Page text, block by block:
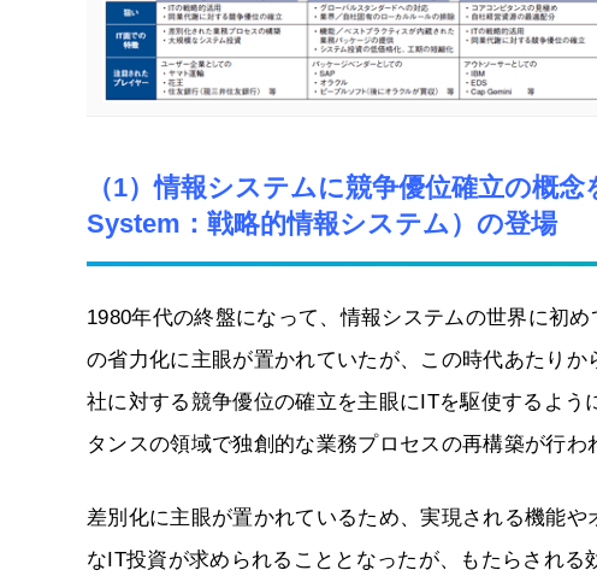
（1）情報システムに競争優位確立の概
System：戦略的情報システム）の登場
1980年代の終盤になって、情報システムの世界に初
の省力化に主眼が置かれていたが、この時代あたり
社に対する競争優位の確立を主眼にITを駆使するよ
タンスの領域で独創的な業務プロセスの再構築が行わ
差別化に主眼が置かれているため、実現される機能
なIT投資が求められることとなったが、もたらされ